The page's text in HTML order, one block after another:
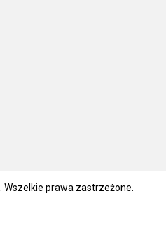
. Wszelkie prawa zastrzeżone.